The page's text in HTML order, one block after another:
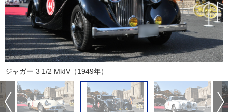
ジャガー 3 1/2 MkIV（1949年）